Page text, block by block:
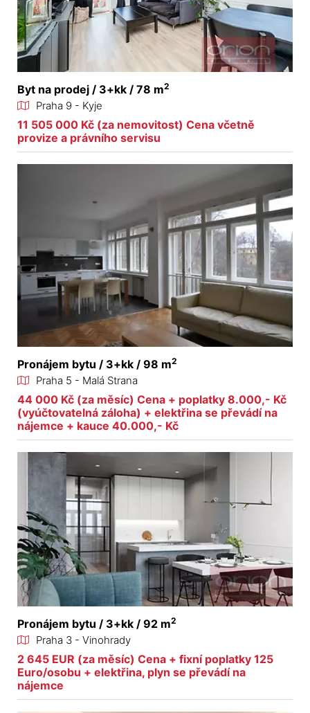
Byt na prodej / 3+kk / 78 m2
Praha 9 - Kyje
11 505 000 Kč (za nemovitost) Cena včetně
provize a právního servisu
Pronájem bytu / 3+kk / 98 m2
Praha 5 - Malá Strana
44 000 Kč (za měsíc) Cena + poplatky 8.000,- Kč
(vyúčtovatelná záloha) + elektřina se převádí na
nájemce + kauce 40.000,- Kč
Pronájem bytu / 3+kk / 92 m2
Praha 3 - Vinohrady
2 645 EUR (za měsíc) Cena + fixní poplatky 125
Euro/osobu + elektřina, plyn se převádí na
nájemce